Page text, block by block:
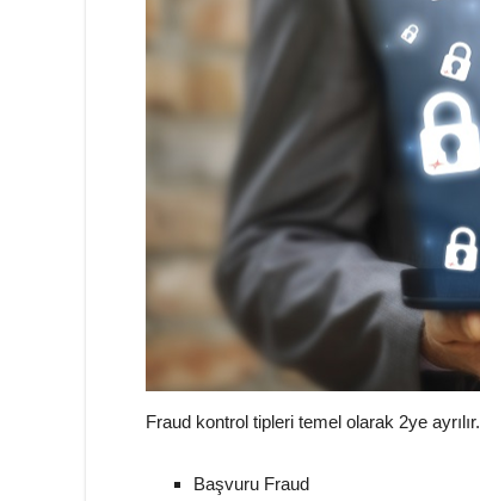
Fraud kontrol tipleri temel olarak 2ye ayrılır.
Başvuru Fraud